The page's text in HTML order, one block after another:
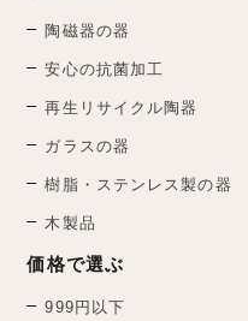
陶磁器の器
安心の抗菌加工
再生リサイクル陶器
ガラスの器
樹脂・ステンレス製の器
木製品
価格で選ぶ
999円以下